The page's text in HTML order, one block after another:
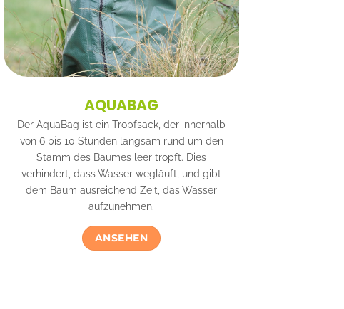
AQUABAG
Der AquaBag ist ein Tropfsack, der innerhalb
von 6 bis 10 Stunden langsam rund um den
Stamm des Baumes leer tropft. Dies
verhindert, dass Wasser wegläuft, und gibt
dem Baum ausreichend Zeit, das Wasser
aufzunehmen.
ANSEHEN